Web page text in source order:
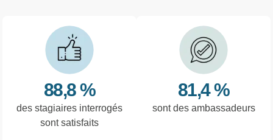
88,8 %
des stagiaires interrogés
sont satisfaits
81,4 %
sont des ambassadeurs